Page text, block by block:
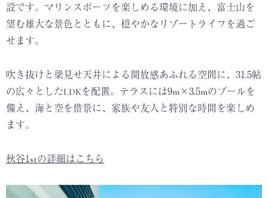
設です。マリンスポーツを楽しめる環境に加え、富士山を
望む雄大な景色とともに、穏やかなリゾートライフを過ご
せます。
吹き抜けと梁見せ天井による開放感あふれる空間に、31.5帖
の広々としたLDKを配置。テラスには9m×3.5mのプールを
備え、海と空を借景に、家族や友人と特別な時間を楽しめ
ます。
秋谷1stの詳細はこちら